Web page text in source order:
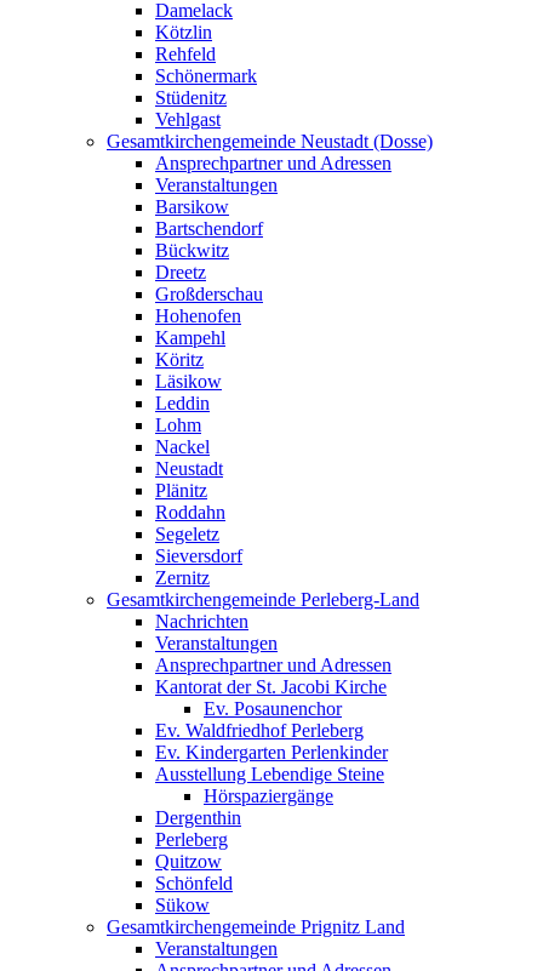
Damelack
Kötzlin
Rehfeld
Schönermark
Stüdenitz
Vehlgast
Gesamtkirchengemeinde Neustadt (Dosse)
Ansprechpartner und Adressen
Veranstaltungen
Barsikow
Bartschendorf
Bückwitz
Dreetz
Großderschau
Hohenofen
Kampehl
Köritz
Läsikow
Leddin
Lohm
Nackel
Neustadt
Plänitz
Roddahn
Segeletz
Sieversdorf
Zernitz
Gesamtkirchengemeinde Perleberg-Land
Nachrichten
Veranstaltungen
Ansprechpartner und Adressen
Kantorat der St. Jacobi Kirche
Ev. Posaunenchor
Ev. Waldfriedhof Perleberg
Ev. Kindergarten Perlenkinder
Ausstellung Lebendige Steine
Hörspaziergänge
Dergenthin
Perleberg
Quitzow
Schönfeld
Sükow
Gesamtkirchengemeinde Prignitz Land
Veranstaltungen